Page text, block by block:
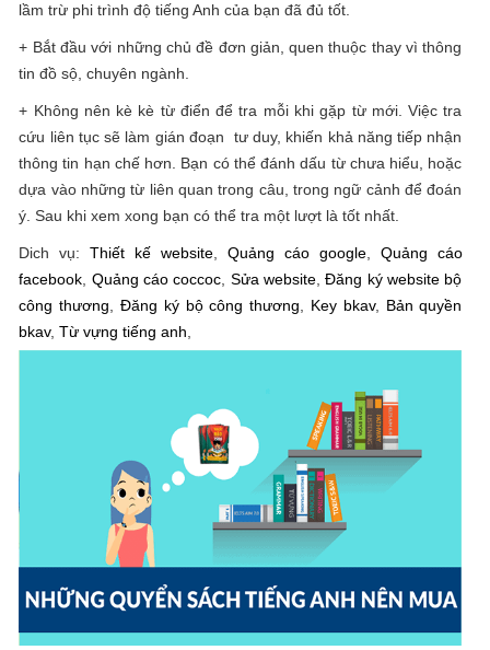
lầm trừ phi trình độ tiếng Anh của bạn đã đủ tốt.
+ Bắt đầu với những chủ đề đơn giản, quen thuộc thay vì thông
tin đồ sộ, chuyên ngành.
+ Không nên kè kè từ điển để tra mỗi khi gặp từ mới. Việc tra
cứu liên tục sẽ làm gián đoạn tư duy, khiến khả năng tiếp nhận
thông tin hạn chế hơn. Bạn có thể đánh dấu từ chưa hiểu, hoặc
dựa vào những từ liên quan trong câu, trong ngữ cảnh để đoán
ý. Sau khi xem xong bạn có thể tra một lượt là tốt nhất.
Dich vụ:Thiết kế website, Quảng cáo google, Quảng cáo
facebook, Quảng cáo coccoc, Sửa website,Đăng ký website bộ
công thương, Đăng ký bộ công thương, Key bkav, Bản quyền
bkav,Từ vựng tiếng anh,